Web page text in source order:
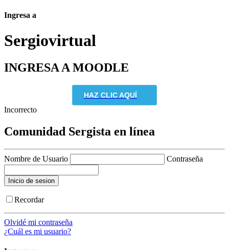
Ingresa a
Sergiovirtual
INGRESA A MOODLE
HAZ CLIC AQUÍ
Incorrecto
Comunidad Sergista en línea
Nombre de Usuario Contraseña
Recordar
Olvidé mi contraseña
¿Cuál es mi usuario?